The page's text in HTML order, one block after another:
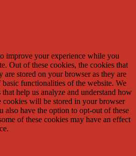
improve your experience while you
Out of these cookies, the cookies that
are stored on your browser as they are
functionalities of the website. We
help us analyze and understand how
cookies will be stored in your browser
also have the option to opt-out of these
of these cookies may have an effect